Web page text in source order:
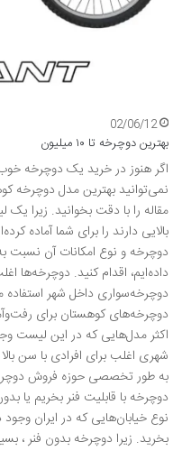
02/06/12
بهترین دوچرخه تا ۱۰ میلیون
نمی‌توانید بهترین مدل دوچرخه
مقاله را با دقت بخوانید. زیرا
بالایی دارند را برای شما آماده
دوچرخه و نوع امکانات آن نسبت
داده‌ایم، اقدام کنید. دوچرخه‌ها
دوچرخه‌سواری داخل شهر استفاده
دوچرخه‌های کوهستان برای
اکثر مدل‌هایی که در این لیست
شهری اغلب برای افرادی با سن
به طور تخصصی حوزه فروش
دوچرخه با قابلیت فنر بخریم یا
نوع خیابان‌هایی که در ایران
بخرید. زیرا دوچرخه بدون فنر ،